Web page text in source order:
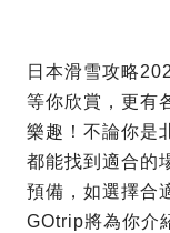
日本滑雪攻略
等你欣賞，更有
樂趣！不論你是
都能找到適合的
預備，如選擇合
GOtrip將為你介